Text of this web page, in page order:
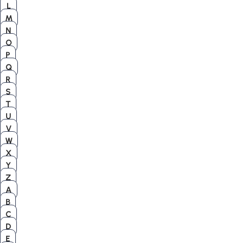
L
M
N
O
P
Q
R
S
T
U
V
W
X
Y
Z
A
B
C
D
E